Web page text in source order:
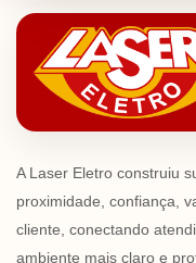
A Laser Eletro construiu
proximidade, confiança,
cliente, conectando
ambiente mais claro e